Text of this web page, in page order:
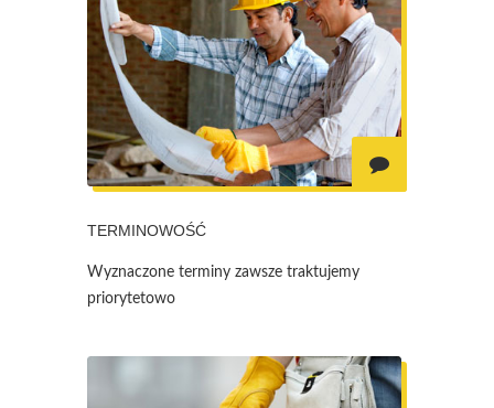
TERMINOWOŚĆ
Wyznaczone terminy zawsze traktujemy
priorytetowo